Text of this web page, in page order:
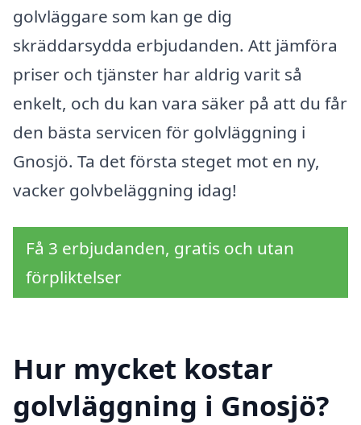
golvläggare som kan ge dig
skräddarsydda erbjudanden. Att jämföra
priser och tjänster har aldrig varit så
enkelt, och du kan vara säker på att du får
den bästa servicen för golvläggning i
Gnosjö. Ta det första steget mot en ny,
vacker golvbeläggning idag!
Få 3 erbjudanden, gratis och utan
förpliktelser
Hur mycket kostar
golvläggning i Gnosjö?